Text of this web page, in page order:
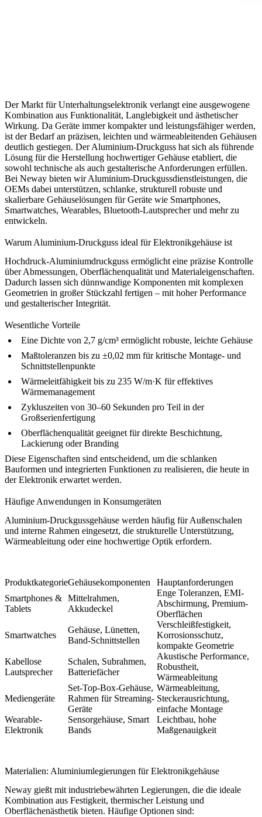
Der Markt für Unterhaltungselektronik verlangt eine ausgewogene
Kombination aus Funktionalität, Langlebigkeit und ästhetischer
Wirkung. Da Geräte immer kompakter und leistungsfähiger werden,
ist der Bedarf an präzisen, leichten und wärmeableitenden Gehäusen
deutlich gestiegen. Der Aluminium-Druckguss hat sich als führende
Lösung für die Herstellung hochwertiger Gehäuse etabliert, die
sowohl technische als auch gestalterische Anforderungen erfüllen.
Bei Neway bieten wirAluminium-Druckgussdienstleistungen, die
OEMs dabei unterstützen, schlanke, strukturell robuste und
skalierbare Gehäuselösungen für Geräte wie Smartphones,
Smartwatches, Wearables, Bluetooth-Lautsprecher und mehr zu
entwickeln.
Warum Aluminium-Druckguss ideal für Elektronikgehäuse ist
Hochdruck-Aluminiumdruckguss ermöglicht eine präzise Kontrolle
über Abmessungen, Oberflächenqualität und Materialeigenschaften.
Dadurch lassen sich dünnwandige Komponenten mit komplexen
Geometrien in großer Stückzahl fertigen – mit hoher Performance
und gestalterischer Integrität.
Wesentliche Vorteile
Eine Dichte von 2,7 g/cm³ ermöglicht robuste, leichte Gehäuse
Maßtoleranzen bis zu ±0,02 mm für kritische Montage- und
Schnittstellenpunkte
Wärmeleitfähigkeit bis zu 235 W/m·K für effektives
Wärmemanagement
Zykluszeiten von 30–60 Sekunden pro Teil in der
Großserienfertigung
Oberflächenqualität geeignet für direkte Beschichtung,
Lackierung oder Branding
Diese Eigenschaften sind entscheidend, um die schlanken
Bauformen und integrierten Funktionen zu realisieren, die heute in
der Elektronik erwartet werden.
Häufige Anwendungen in Konsumgeräten
Aluminium-Druckgussgehäuse werden häufig für Außenschalen
und interne Rahmen eingesetzt, die strukturelle Unterstützung,
Wärmeableitung oder eine hochwertige Optik erfordern.
ProduktkategorieGehäusekomponenten
Hauptanforderungen
Smartphones &
Tablets
Mittelrahmen,
Akkudeckel
Enge Toleranzen, EMI-
Abschirmung, Premium-
Oberflächen
Smartwatches
Gehäuse, Lünetten,
Band-Schnittstellen
Verschleißfestigkeit,
Korrosionsschutz,
kompakte Geometrie
Kabellose
Lautsprecher
Schalen, Subrahmen,
Batteriefächer
Akustische Performance,
Robustheit,
Wärmeableitung
Mediengeräte
Set-Top-Box-Gehäuse,
Rahmen für Streaming-
Geräte
Wärmeableitung,
Steckerausrichtung,
einfache Montage
Wearable-
Elektronik
Sensorgehäuse, Smart
Bands
Leichtbau, hohe
Maßgenauigkeit
Materialien: Aluminiumlegierungen für Elektronikgehäuse
Neway gießt mit industriebewährten Legierungen, die die ideale
Kombination aus Festigkeit, thermischer Leistung und
Oberflächenästhetik bieten. Häufige Optionen sind: